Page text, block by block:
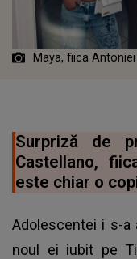
Maya, fiica
Surpriză de
Castellano,
este chiar o
Adolescentei i s-a
noul ei iubit pe